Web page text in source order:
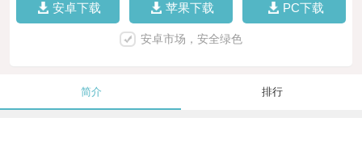
安卓下载 苹果下载 PC下载
安卓市场，安全绿色
简介 排行